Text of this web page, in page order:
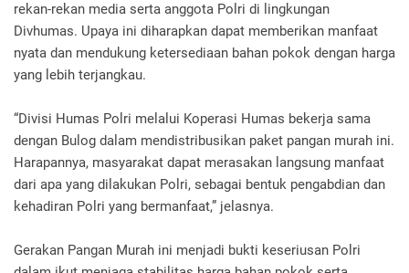
rekan-rekan media serta anggota Polri di lingkungan
Divhumas. Upaya ini diharapkan dapat memberikan manfaat
nyata dan mendukung ketersediaan bahan pokok dengan harga
yang lebih terjangkau.
“Divisi Humas Polri melalui Koperasi Humas bekerja sama
dengan Bulog dalam mendistribusikan paket pangan murah ini.
Harapannya, masyarakat dapat merasakan langsung manfaat
dari apa yang dilakukan Polri, sebagai bentuk pengabdian dan
kehadiran Polri yang bermanfaat,” jelasnya.
Gerakan Pangan Murah ini menjadi bukti keseriusan Polri